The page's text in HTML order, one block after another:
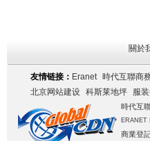
關於
友情链接： Eranet 時代互聯商
北京网站建设
科斯莱地坪 服
時代互
ERANET
商業登